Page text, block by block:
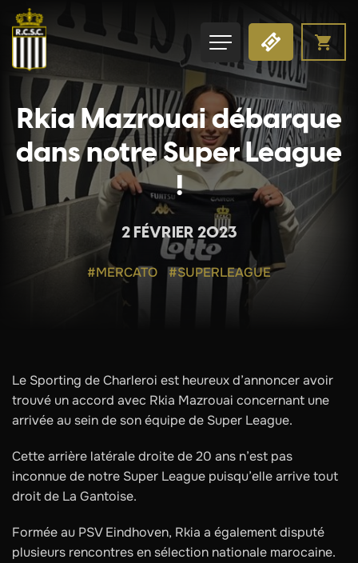
Rkia Mazrouai débarque
dans notre Super League
!
2 FÉVRIER 2023
#MERCATO #SUPERLEAGUE
Le Sporting de Charleroi est heureux d’annoncer avoir
trouvé un accord avec Rkia Mazrouai concernant une
arrivée au sein de son équipe de Super League.
Cette arrière latérale droite de 20 ans n’est pas
inconnue de notre Super League puisqu’elle arrive tout
droit de La Gantoise.
Formée au PSV Eindhoven, Rkia a également disputé
plusieurs rencontres en sélection nationale marocaine.